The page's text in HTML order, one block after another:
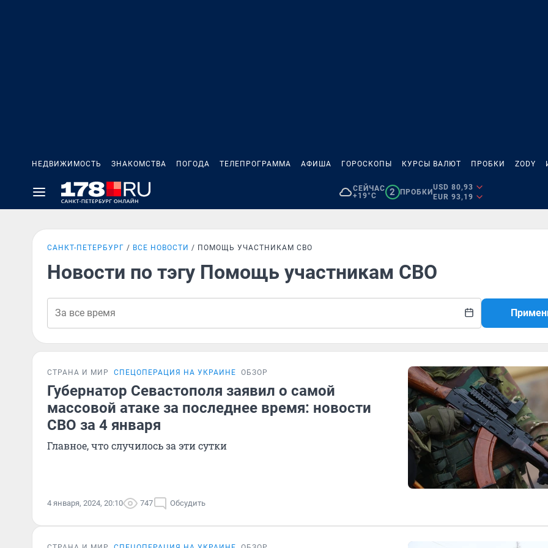
НЕДВИЖИМОСТЬ ЗНАКОМСТВА ПОГОДА ТЕЛЕПРОГРАММА АФИША ГОРОСКОПЫ КУРСЫ ВАЛЮТ ПРОБКИ ZODY
СЕЙЧАС
+19°C
2 ПРОБКИ
USD 80,93
EUR 93,19
САНКТ-ПЕТЕРБУРГ ВСЕ НОВОСТИ ПОМОЩЬ УЧАСТНИКАМ СВО
Новости по тэгу Помощь участникам СВО
СТРАНА И МИР СПЕЦОПЕРАЦИЯ НА УКРАИНЕ ОБЗОР
Губернатор Севастополя заявил о самой
массовой атаке за последнее время: новости
СВО за 4 января
Главное, что случилось за эти сутки
4 января, 2024, 20:10 747 Обсудить